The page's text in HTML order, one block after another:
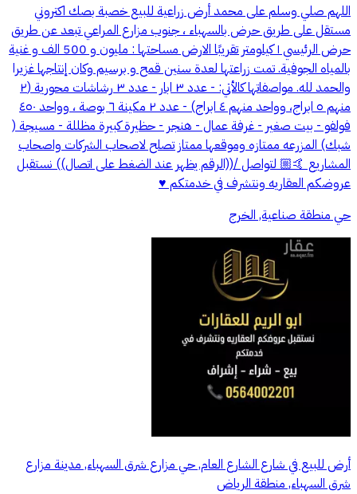
اللهم صلي وسلم على محمد أرض زراعية للبيع خصبة بصك اكتروني
مستقل على طريق حرض بالسهباء ، جنوب مزارع المراعي تبعد عن طريق
حرض الرئيسي ١ كيلومتر تقريبًا الارض مساحتها : مليون و 500 الف و غنية
بالمياه الجوفية. تمت زراعتها لعدة سنين قمح و برسيم وكان إنتاجها غزيرا
والحمد لله. مواصفاتها كالأتي: - عدد ٣ ابار - عدد ٣ رشاشات محورية (٢
منهم ٥ ابراج، وواحد منهم ٤ ابراج) - عدد ٢ مكينة ٦ بوصة ، وواحد ٤٥٠
فولفو - بيت صغير - غرفة عمال - هنجر - حظيرة كبيرة مظللة - مسيجة (
شبك) المزرعه ممتازه وموقعها ممتاز تصلح لاصحاب الشركات واصحاب
المشاريع 🤙🏼 لتواصل /((الرقم يظهر عند الضغط على اتصال)) نستقبل
عروضكم العقاريه ونتشرف في خدمتكم ♥️
حي منطقة صناعية, الخرج
أرض للبيع في شارع الشارع العام, حي مزارع شرق السهباء, مدينة مزارع
شرق السهباء, منطقة الرياض